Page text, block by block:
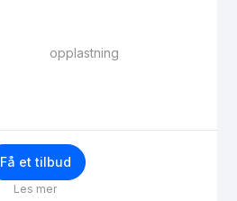
opplastning
Få et tilbud
Les mer